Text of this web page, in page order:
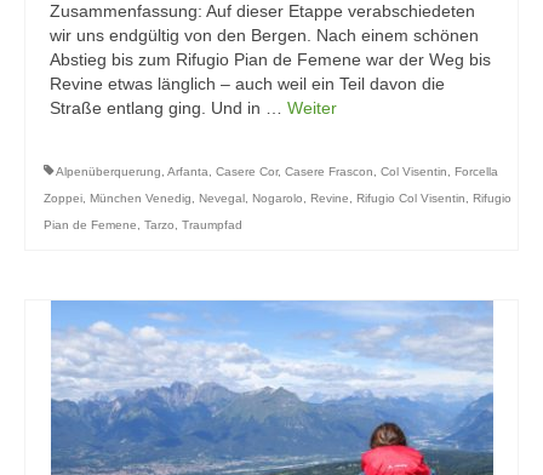
Zusammenfassung: Auf dieser Etappe verabschiedeten
wir uns endgültig von den Bergen. Nach einem schönen
Abstieg bis zum Rifugio Pian de Femene war der Weg bis
Revine etwas länglich – auch weil ein Teil davon die
Straße entlang ging. Und in … Weiter
Alpenüberquerung, Arfanta, Casere Cor, Casere Frascon, Col Visentin, Forcella
Zoppei, München Venedig, Nevegal, Nogarolo, Revine, Rifugio Col Visentin, Rifugio
Pian de Femene, Tarzo, Traumpfad